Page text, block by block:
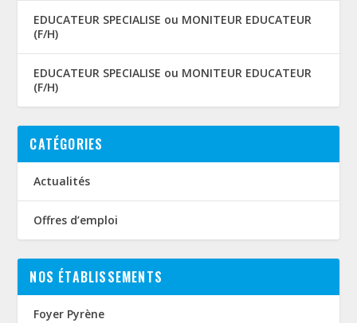
EDUCATEUR SPECIALISE ou MONITEUR EDUCATEUR
(F/H)
EDUCATEUR SPECIALISE ou MONITEUR EDUCATEUR
(F/H)
CATÉGORIES
Actualités
Offres d’emploi
NOS ÉTABLISSEMENTS
Foyer Pyrène